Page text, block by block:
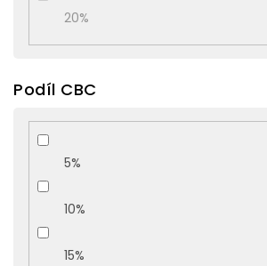
20%
Podíl CBC
5%
10%
15%